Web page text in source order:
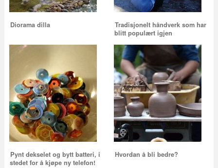
Diorama dilla
Tradisjonelt håndverk som har
blitt populært igjen
Pynt dekselet og bytt batteri, i
stedet for å kjøpe ny telefon!
Hvordan å bli bedre?